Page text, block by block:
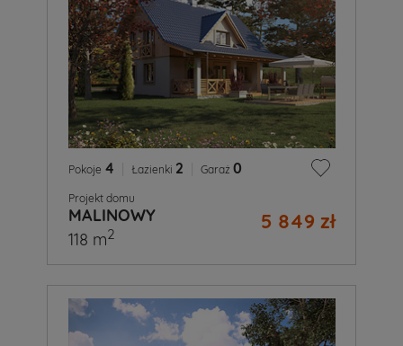
Pokoje 4 Łazienki 2 Garaż 0
Projekt domu
MALINOWY 5 849 zł
118 m2